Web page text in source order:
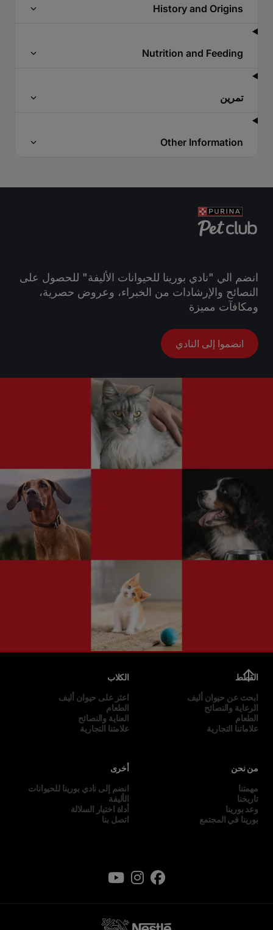
History and Origins
Nutrition and Feeding
تمرين
Other Information
انضم الي "نادي بورينا للحيوانات الأليفة" للحصول على
النصائح والإرشادات من الخبراء، وعروض حصرية،
ومكافآت مميزة
انضموا إلى النادي
القطط
ابحث عن حيوان أليف
الرعاية والنصائح
الطعام
علاماتنا التجارية
الكلاب
اعثر على حيوان أليف
الطعام
العناية والنصائح
علامتنا التجارية
من نحن
مهمتنا
تاريخنا
وعد بورينا
بورينا في المجتمع
أخرى
انضم إلى نادي بورينا للحيوانات
الأليفة
أداة اختيار السلالة
اتصل بنا